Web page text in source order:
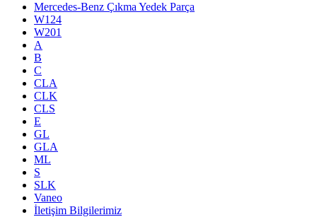
Mercedes-Benz Çıkma Yedek Parça
W124
W201
A
B
C
CLA
CLK
CLS
E
GL
GLA
ML
S
SLK
Vaneo
İletişim Bilgilerimiz